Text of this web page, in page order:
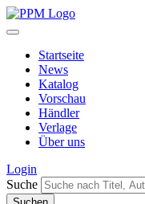
Startseite
News
Katalog
Vorschau
Händler
Verlage
Über uns
Login
Suche